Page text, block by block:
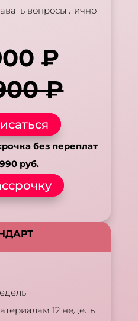
вопросы лично
₽
₽
без переплат
руб.
12 недель